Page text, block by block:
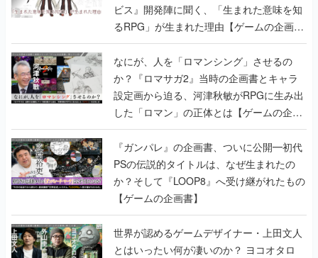
ビス』開発陣に聞く、「生まれた意味を知
るRPG」が生まれた理由【ゲームの企画
書】
なにが、人を「ロマンシング」させるの
か？『ロマサガ2』当時の企画書とキャラ
設定画から迫る、河津秋敏がRPGに生み出
した「ロマン」の正体とは【ゲームの企画
書】
『ガンパレ』の企画書、ついに公開━初代
PSの伝説的タイトルは、なぜ生まれたの
か？そして『LOOP8』へ受け継がれたもの
【ゲームの企画書】
世界が認めるゲームデザイナー・上田文人
とはいったい何が凄いのか？ ヨコオタロ